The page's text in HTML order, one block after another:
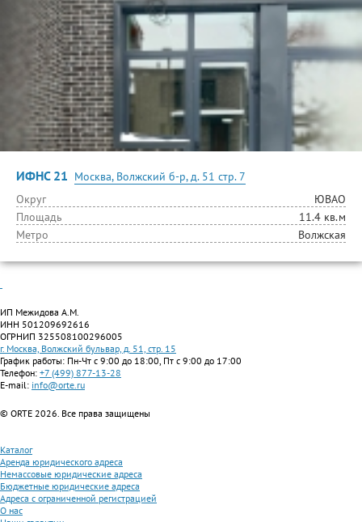
ИФНС 21 Москва, Волжский б-р, д. 51 стр. 7
Округ
ЮВАО
Площадь
11.4 кв.м
Метро
Волжская
ИП Межидова А.М.
ИНН 501209692616
ОГРНИП 325508100296005
г. Москва, Волжский бульвар, д. 51, стр. 15
График работы: Пн-Чт с 9:00 до 18:00, Пт с 9:00 до 17:00
Телефон: +7 (499) 877-13-28
E-mail: info@orte.ru
© ORTE 2026. Все права защищены
Каталог
Аренда юридического адреса
Немассовые юридические адреса
Бюджетные юридические адреса
Адреса с ограниченной регистрацией
О нас